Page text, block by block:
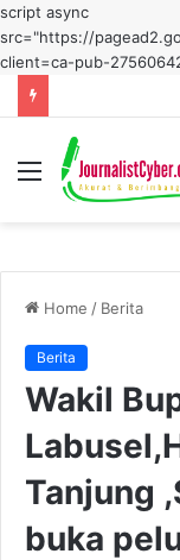
script async
src="https://
client=ca-pub-
Menu
Home / Berita
Berita
Wakil
Tanjung
buka